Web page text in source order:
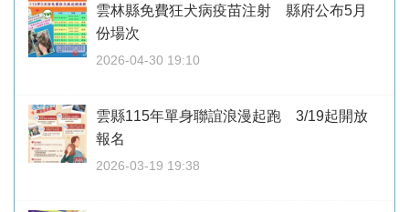
雲林縣免費狂犬病疫苗注射 縣府公布5月
份場次
2026-04-30 19:10
雲縣115年單身聯誼浪漫起跑 3/19起開放
報名
2026-03-19 19:38